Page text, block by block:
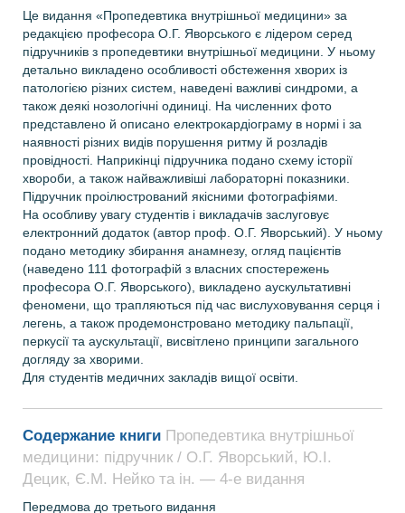
Це видання «Пропедевтика внутрішньої медицини» за
редакцією професора О.Г. Яворського є лідером серед
підручників з пропедевтики внутрішньої медицини. У ньому
детально викладено особливості обстеження хворих із
патологією різних систем, наведені важливі синдроми, а
також деякі нозологічні одиниці. На численних фото
представлено й описано електрокардіограму в нормі і за
наявності різних видів порушення ритму й розладів
провідності. Наприкінці підручника подано схему історії
хвороби, а також найважливіші лабораторні показники.
Підручник проілюстрований якісними фотографіями.
На особливу увагу студентів і викладачів заслуговує
електронний додаток (автор проф. О.Г. Яворський). У ньому
подано методику збирання анамнезу, огляд пацієнтів
(наведено 111 фотографій з власних спостережень
професора О.Г. Яворського), викладе­но аускультативні
феномени, що трапляються під час вислуховування серця і
легень, а також продемонстровано методику пальпації,
перкусії та аускультації, висвітлено принципи загального
догляду за хворими.
Для студентів медичних закладів вищої освіти.
Содержание книги Пропедевтика внутрішньої
медицини: підручник / О.Г. Яворський, Ю.І.
Децик, Є.М. Нейко та ін. — 4-е видання
Передмова до третього видання